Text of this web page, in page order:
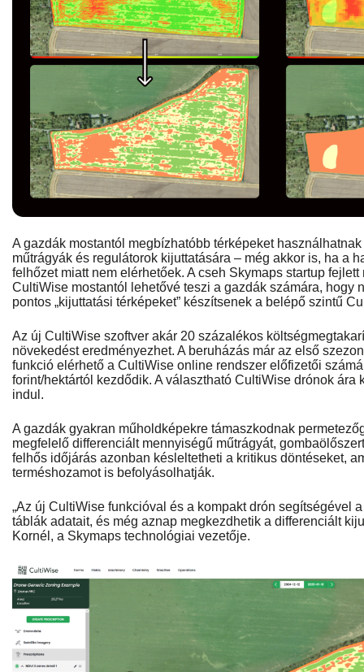
A gazdák mostantól megbízhatóbb térképeket
műtrágyák és regulátorok kijuttatására – még akkor is, ha a
felhőzet miatt nem elérhetőek. A cseh Skymaps startup
CultiWise mostantól lehetővé teszi a gazdák számára, hogy
pontos „kijuttatási térképeket” készítsenek a belépő szintű
Az új CultiWise szoftver akár 20 százalékos
növekedést eredményezhet. A beruházás már az első
funkció elérhető a CultiWise online rendszer előfizetői
forint/hektártól kezdődik. A választható CultiWise drónok ára
indul.
A gazdák gyakran műholdképekre támaszkodnak
megfelelő differenciált mennyiségű műtrágyát,
felhős időjárás azonban késleltetheti a kritikus döntéseket,
terméshozamot is befolyásolhatják.
„Az új CultiWise funkcióval és a kompakt drón segítségével
táblák adatait, és még aznap megkezdhetik a differenciált
Kornél, a Skymaps technológiai vezetője.